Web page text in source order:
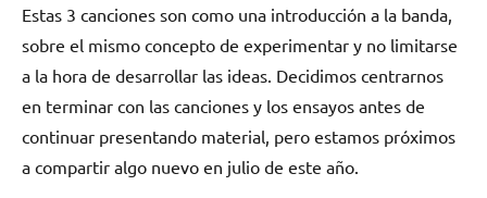
Estas 3 canciones son como una introducción a la banda,
sobre el mismo concepto de experimentar y no limitarse
a la hora de desarrollar las ideas. Decidimos centrarnos
en terminar con las canciones y los ensayos antes de
continuar presentando material, pero estamos próximos
a compartir algo nuevo en julio de este año.